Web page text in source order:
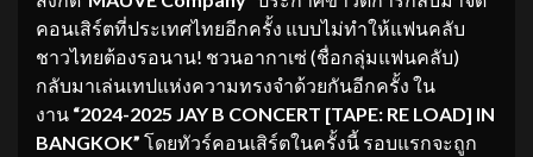
คอนเสิร์ตที่ประเทศไทยอีกครั้ง แบบไม่ทำให้แฟนคลับ
ชาวไทยต้องรอนาน! ชวนอากาเซ่ (ชื่อกลุ่มแฟนคลับ)
กลับมาเล่นเทปแห่งความทรงจำด้วยกันอีกครั้ง ใน
งาน “2024-2025 JAY B CONCERT [TAPE: RE LOAD] IN
BANGKOK” โดยทัวร์คอนเสิร์ตในครั้งนี้ รอบแรกจะถูก